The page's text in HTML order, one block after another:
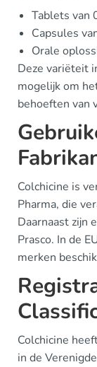
Tablets van
Capsules
Orale
Deze variëteit
mogelijk om
behoeften van
Colchicine is
Pharma, die
Daarnaast zijn
Prasco. In de
merken
Colchicine
in de